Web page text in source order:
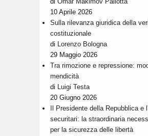
10 Aprile 2026
Sulla rilevanza giuridica della
costituzionale
di Lorenzo Bologna
29 Maggio 2026
Tra rimozione e repressione:
mendicità
di Luigi Testa
20 Giugno 2026
Il Presidente della Repubblica e
securitari: la straordinaria
per la sicurezza delle libertà